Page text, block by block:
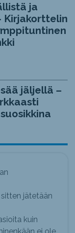
ja
Kirjakorttelin
jäljellä –
sitten jätetään
kuin